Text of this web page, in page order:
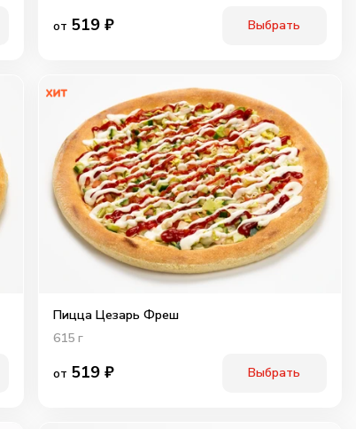
от 519 ₽ Выбрать
Пицца Цезарь Фреш
615г
от 519 ₽ Выбрать